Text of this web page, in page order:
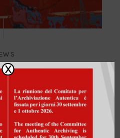
La Pittura
2025
Marino Marini di
all’evento MARINO
X